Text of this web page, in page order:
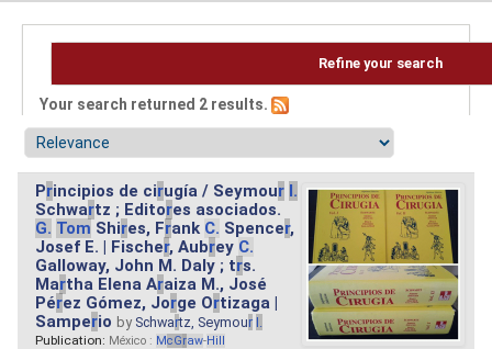
Refine your search
Your search returned 2 results.
Principios de cirugía / Seymour I.
Schwartz ; Editores asociados.
G. Tom Shires, Frank C. Spencer,
Josef E. | Fischer, Aubrey C.
Galloway, John M. Daly ; trs.
Martha Elena Araiza M., José
Pérez Gómez, Jorge Ortizaga |
Samperio by Schwartz, Seymour I.
Publication: México : McGraw-Hill